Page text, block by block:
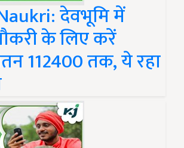
देवभूमि में
के लिए करें
112400 तक, ये रहा